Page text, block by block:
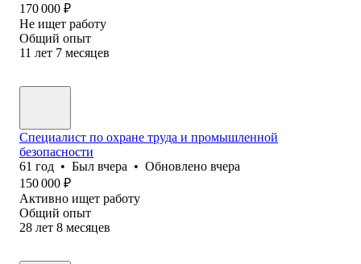
170 000 ₽
Не ищет работу
Общий опыт
11 лет 7 месяцев
Специалист по охране труда и промышленной
безопасности
61 год • Был вчера • Обновлено вчера
150 000 ₽
Активно ищет работу
Общий опыт
28 лет 8 месяцев